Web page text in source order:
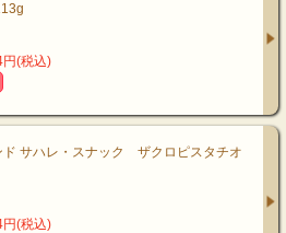
(税込)
ド サハレ・スナック ザクロピスタチオ
(税込)